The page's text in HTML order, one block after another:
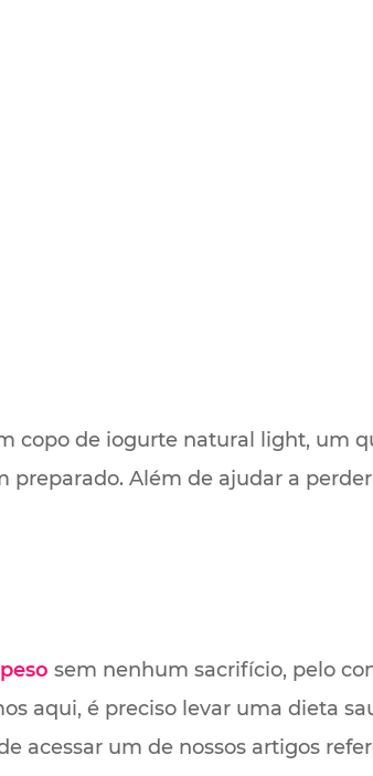
copo de iogurte natural light, um
Além de ajudar a
sem nenhum sacrifício, pelo
aqui, é preciso levar uma dieta
acessar um de nossos artigos